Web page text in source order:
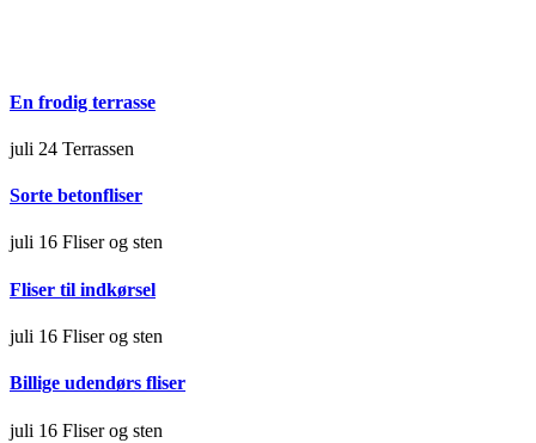
En frodig terrasse
juli 24 Terrassen
Sorte betonfliser
juli 16 Fliser og sten
Fliser til indkørsel
juli 16 Fliser og sten
Billige udendørs fliser
juli 16 Fliser og sten